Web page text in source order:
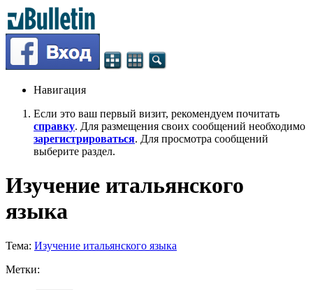
Навигация
Если это ваш первый визит, рекомендуем почитать
справку. Для размещения своих сообщений необходимо
зарегистрироваться. Для просмотра сообщений
выберите раздел.
Изучение итальянского
языка
Тема: Изучение итальянского языка
Метки: